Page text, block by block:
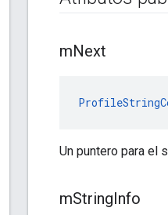
mNext
Un puntero para el
mStringInfo